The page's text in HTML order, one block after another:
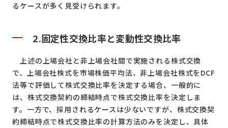
るケースが多く見受けられます。
2.固定性交換比率と変動性交換比率
上述の上場会社と非上場会社間で実施される株式交換
で、上場会社株式を市場株価平均法、非上場会社株式をDCF
法等で評価して株式交換比率を決定する場合、一般的に
は、株式交換契約の締結時点で株式交換比率を決定しま
す。一方で、採用されるケースは少ないですが、株式交換契
約締結時点で株式交換比率の計算方法のみを決定し、具体